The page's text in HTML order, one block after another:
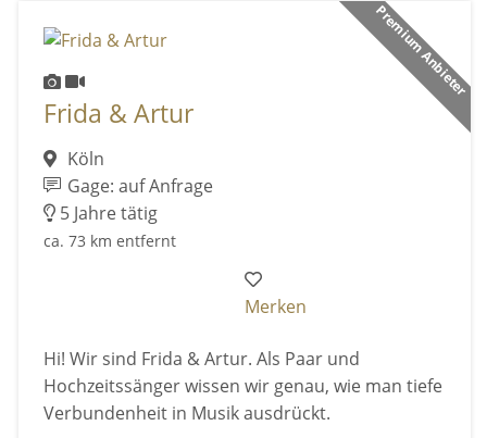
Premium Anbieter
Frida & Artur
Köln
Gage: auf Anfrage
5 Jahre tätig
ca. 73 km entfernt
Merken
Hi! Wir sind Frida & Artur. Als Paar und
Hochzeitssänger wissen wir genau, wie man tiefe
Verbundenheit in Musik ausdrückt.